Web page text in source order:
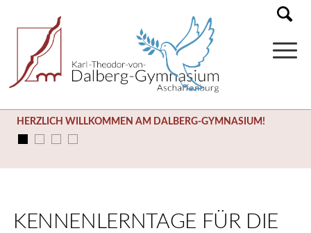
HERZLICH WILLKOMMEN AM DALBERG-GYMNASIUM!
KENNENLERNTAGE FÜR DIE